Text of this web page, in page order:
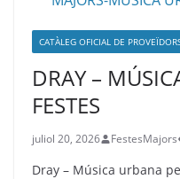
CATÀLEG OFICIAL DE
DRAY –
FESTES
juliol 20, 2026 FestesMajors
Dray – Música urbana